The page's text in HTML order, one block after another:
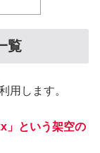
覧
用します。
」という架空の